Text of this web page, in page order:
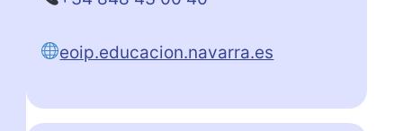
eoip.educacion.navarra.es